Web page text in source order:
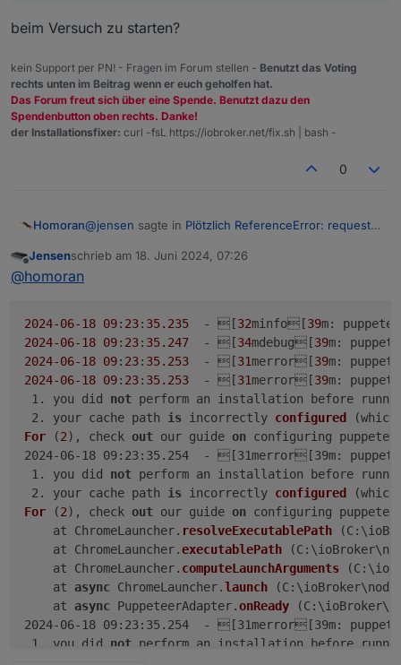
beim Versuch zu starten?
kein Support per PN! - Fragen im Forum stellen - Benutzt das Voting
rechts unten im Beitrag wenn er euch geholfen hat.
Das Forum freut sich über eine Spende. Benutzt dazu den
Spendenbutton oben rechts. Danke!
der Installationsfixer: curl -fsL https://iobroker.net/fix.sh | bash -
0
Homoran@jensen sagte in Plötzlich ReferenceError: request
@ homoran sagte in
Plötzlich ReferenceError: request
is not defined
Was steht denn bei puppetier im (debug-) Log?
beim Versuch zu starten?
Offline
Jensenschrieb am 18. Juni 2024, 07:26
zuletzt editiert von
@homoran
2024-06-18 09: 23: 35.235
  - [
32minfo[39m:
2024-06-18 09: 23: 35.247
  - [
34mdebug[39m:
2024-06-18 09: 23: 35.253
  - [
31merror[39m:
2024-06-18 09: 23: 35.253
  - [
31merror[39m:
1. you did not perform an installation before
2. your cache path is incorrectly configured (
For (2), check out our guide on configuring
2024-06-18 09:23:35.254  - [31merror[39m:
1. you did not perform an installation before
2. your cache path is incorrectly configured (
For (2), check out our guide on configuring
    at ChromeLauncher.
resolveExecutablePath (
    at ChromeLauncher.
executablePath (
    at ChromeLauncher.
computeLaunchArguments (
    at
async ChromeLauncher.launch (
    at
async PuppeteerAdapter.onReady (
2024-06-18 09:23:35.254  - [31merror[39m:
1. you did not perform an installation before